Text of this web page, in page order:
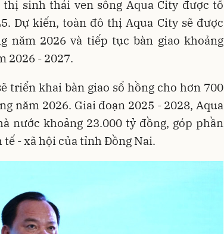
sinh thái ven sông Aqua City được tổ
Dự kiến, toàn đô thị Aqua City sẽ được
năm 2026 và tiếp tục bàn giao khoảng
2026 - 2027.
triển khai bàn giao sổ hồng cho hơn 700
năm 2026. Giai đoạn 2025 - 2028, Aqua
nước khoảng 23.000 tỷ đồng, góp phần
- xã hội của tỉnh Đồng Nai.